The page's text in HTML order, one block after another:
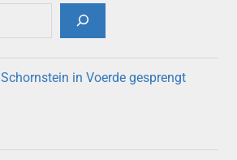
Schornstein in Voerde gesprengt